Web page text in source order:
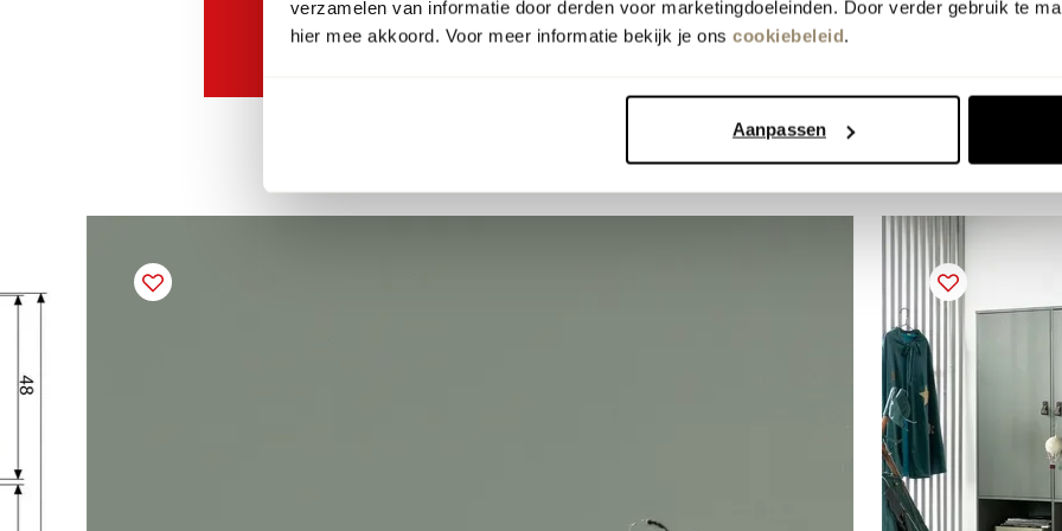
verzamelen van informatie door derden voor marketingdoeleinden. Door verder gebruik te
hier mee akkoord. Voor meer informatie bekijk je ons cookiebeleid.
Aanpassen
Bekijk hier onze actievoorwaarden